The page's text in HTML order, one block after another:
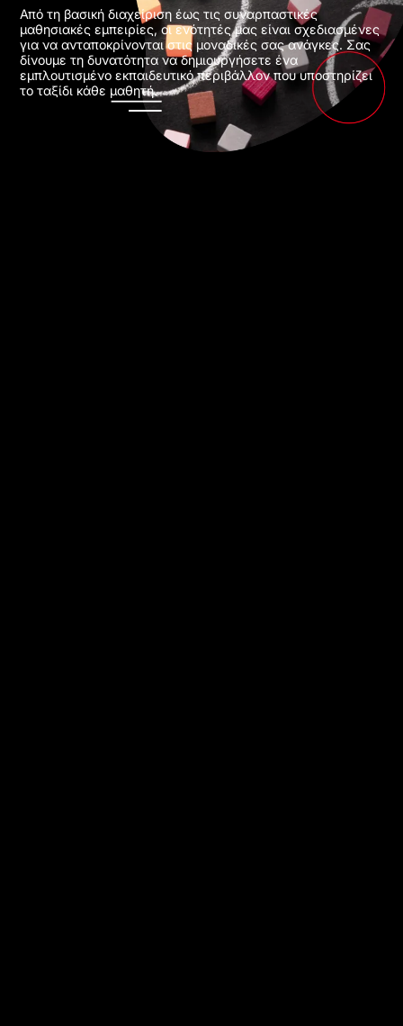
Από τη βασική διαχείριση έως τις συναρπαστικές
μαθησιακές εμπειρίες, οι ενότητές μας είναι σχεδιασμένες
για να ανταποκρίνονται στις μοναδικές σας ανάγκες. Σας
δίνουμε τη δυνατότητα να δημιουργήσετε ένα
εμπλουτισμένο εκπαιδευτικό περιβάλλον που υποστηρίζει
το ταξίδι κάθε μαθητή.